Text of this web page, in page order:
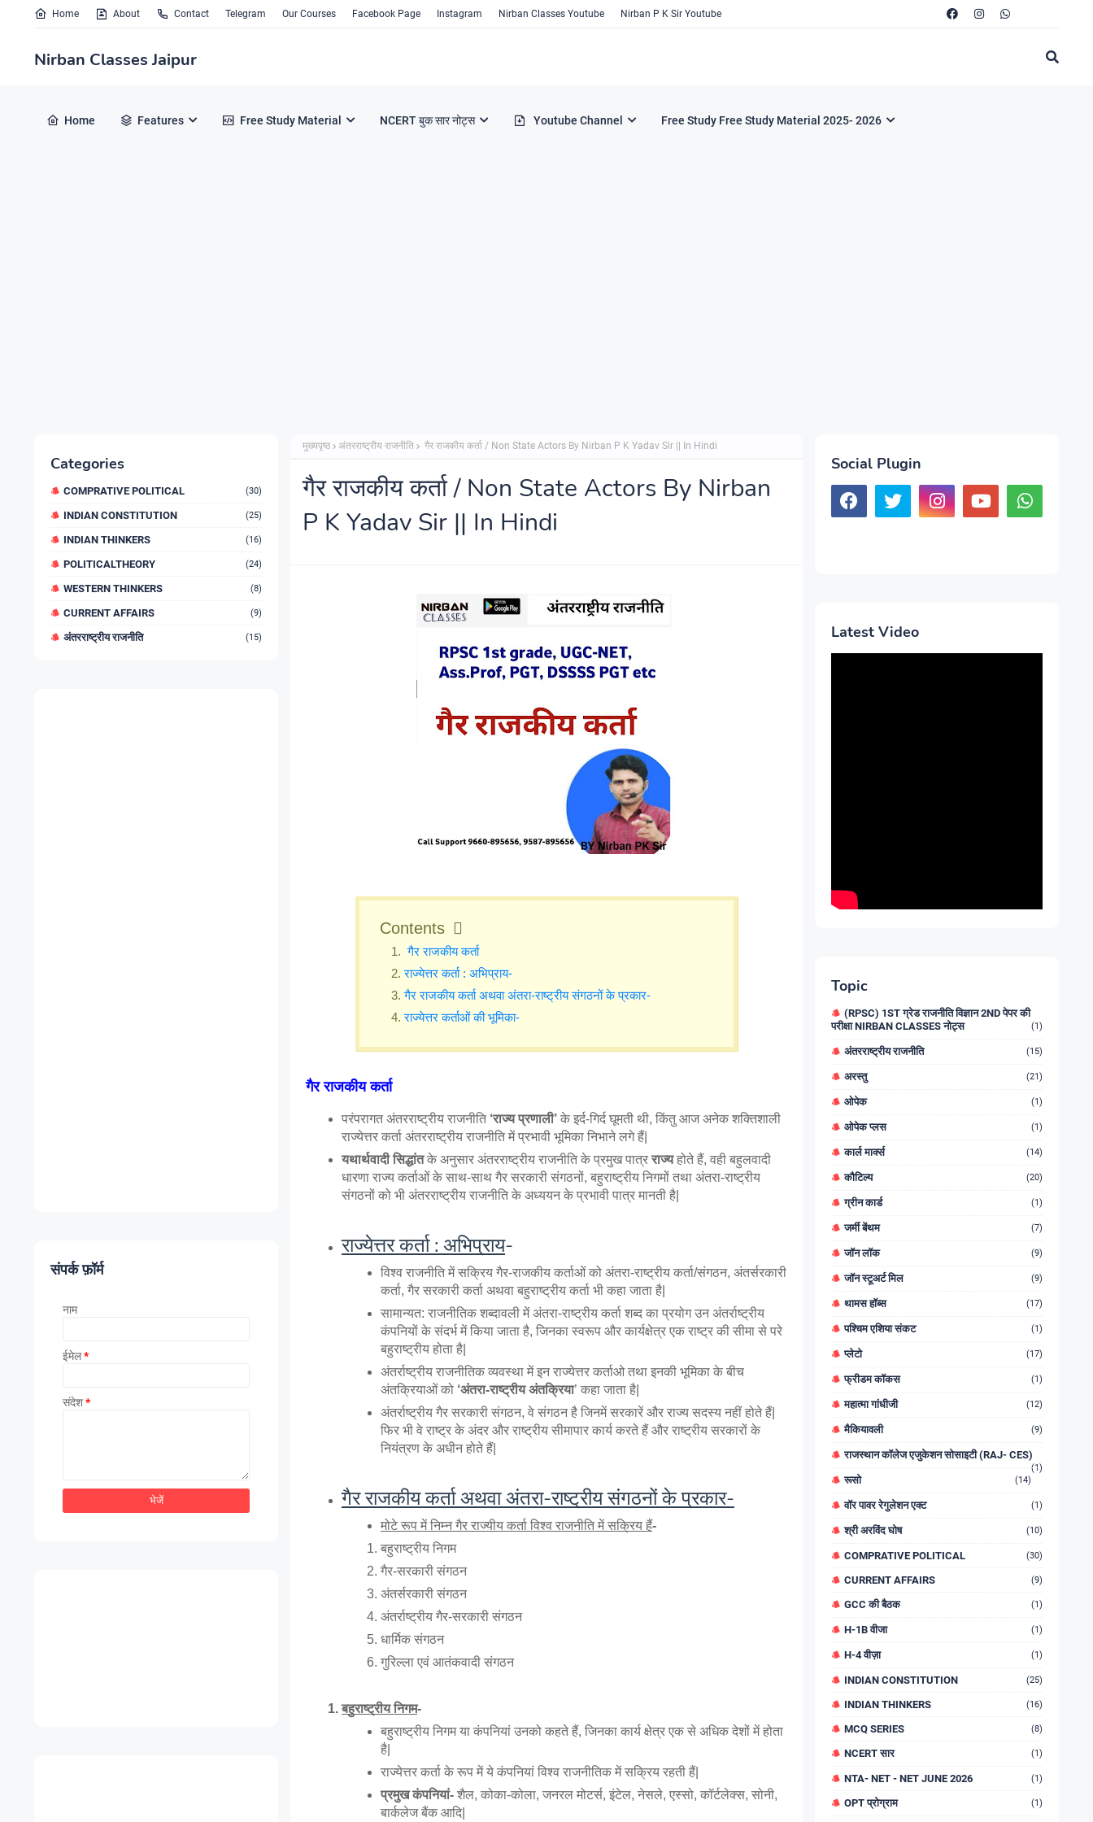
Home About Contact Telegram Our Courses Facebook Page Instagram Nirban Classes Youtube Nirban P K Sir Youtube
Nirban Classes Jaipur
Home Features Free Study Material NCERT बुक सार नोट्स Youtube Channel Free Study Free Study Material 2025- 2026
Categories
COMPRATIVE POLITICAL (30)
INDIAN CONSTITUTION (25)
INDIAN THINKERS (16)
POLITICALTHEORY (24)
WESTERN THINKERS (8)
CURRENT AFFAIRS (9)
अंतरराष्ट्रीय राजनीति (15)
संपर्क फ़ॉर्म
नाम
ईमेल*
संदेश*
मुख्यपृष्ठ अंतरराष्ट्रीय राजनीति गैर राजकीय कर्ता / Non State Actors By Nirban P K Yadav Sir || In Hindi
गैर राजकीय कर्ता / Non State Actors By Nirban
P K Yadav Sir || In Hindi
Contents
गैर राजकीय कर्ता
राज्येत्तर कर्ता : अभिप्राय-
गैर राजकीय कर्ता अथवा अंतरा-राष्ट्रीय संगठनों के प्रकार-
राज्येत्तर कर्ताओं की भूमिका-
गैर राजकीय कर्ता
परंपरागत अंतरराष्ट्रीय राजनीति ‘राज्य प्रणाली’ के इर्द-गिर्द घूमती थी, किंतु आज अनेक शक्तिशाली
राज्येत्तर कर्ता अंतरराष्ट्रीय राजनीति में प्रभावी भूमिका निभाने लगे हैं|
यथार्थवादी सिद्धांत के अनुसार अंतरराष्ट्रीय राजनीति के प्रमुख पात्र राज्य होते हैं, वही बहुलवादी
धारणा राज्य कर्ताओं के साथ-साथ गैर सरकारी संगठनों, बहुराष्ट्रीय निगमों तथा अंतरा-राष्ट्रीय
संगठनों को भी अंतरराष्ट्रीय राजनीति के अध्ययन के प्रभावी पात्र मानती है|
राज्येत्तर कर्ता : अभिप्राय-
विश्व राजनीति में सक्रिय गैर-राजकीय कर्ताओं को अंतरा-राष्ट्रीय कर्ता/संगठन, अंतर्सरकारी
कर्ता, गैर सरकारी कर्ता अथवा बहुराष्ट्रीय कर्ता भी कहा जाता है|
सामान्यत: राजनीतिक शब्दावली में अंतरा-राष्ट्रीय कर्ता शब्द का प्रयोग उन अंतर्राष्ट्रीय
कंपनियों के संदर्भ में किया जाता है, जिनका स्वरूप और कार्यक्षेत्र एक राष्ट्र की सीमा से परे
बहुराष्ट्रीय होता है|
अंतर्राष्ट्रीय राजनीतिक व्यवस्था में इन राज्येत्तर कर्ताओ तथा इनकी भूमिका के बीच
अंतक्रियाओं को ‘अंतरा-राष्ट्रीय अंतक्रिया’ कहा जाता है|
अंतर्राष्ट्रीय गैर सरकारी संगठन, वे संगठन है जिनमें सरकारें और राज्य सदस्य नहीं होते हैं|
फिर भी वे राष्ट्र के अंदर और राष्ट्रीय सीमापार कार्य करते हैं और राष्ट्रीय सरकारों के
नियंत्रण के अधीन होते हैं|
गैर राजकीय कर्ता अथवा अंतरा-राष्ट्रीय संगठनों के प्रकार-
मोटे रूप में निम्न गैर राज्यीय कर्ता विश्व राजनीति में सक्रिय हैं-
बहुराष्ट्रीय निगम
गैर-सरकारी संगठन
अंतर्सरकारी संगठन
अंतर्राष्ट्रीय गैर-सरकारी संगठन
धार्मिक संगठन
गुरिल्ला एवं आतंकवादी संगठन
बहुराष्ट्रीय निगम-
बहुराष्ट्रीय निगम या कंपनियां उनको कहते हैं, जिनका कार्य क्षेत्र एक से अधिक देशों में होता
है|
राज्येत्तर कर्ता के रूप में ये कंपनियां विश्व राजनीतिक में सक्रिय रहती हैं|
प्रमुख कंपनियां- शैल, कोका-कोला, जनरल मोटर्स, इंटेल, नेसले, एस्सो, कॉर्टलेक्स, सोनी,
बार्कलेज बैंक आदि|
Social Plugin
Latest Video
Topic
(RPSC) 1ST ग्रेड राजनीति विज्ञान 2ND पेपर की
परीक्षा NIRBAN CLASSES नोट्स
(1)
अंतरराष्ट्रीय राजनीति (15)
अरस्तु (21)
ओपेक (1)
ओपेक प्लस (1)
कार्ल मार्क्स (14)
कौटिल्य (20)
ग्रीन कार्ड (1)
जर्मी बेंथम (7)
जॉन लॉक (9)
जॉन स्टूअर्ट मिल (9)
थामस हॉब्स (17)
पश्चिम एशिया संकट (1)
प्लेटो (17)
फ्रीडम कॉकस (1)
महात्मा गांधीजी (12)
मैकियावली (9)
राजस्थान कॉलेज एजुकेशन सोसाइटी (RAJ- CES)
(1)
रूसो (14)
वॉर पावर रेगुलेशन एक्ट (1)
श्री अरविंद घोष (10)
COMPRATIVE POLITICAL (30)
CURRENT AFFAIRS (9)
GCC की बैठक (1)
H-1B वीजा (1)
H-4 वीज़ा (1)
INDIAN CONSTITUTION (25)
INDIAN THINKERS (16)
MCQ SERIES (8)
NCERT सार (1)
NTA- NET - NET JUNE 2026 (1)
OPT प्रोग्राम (1)